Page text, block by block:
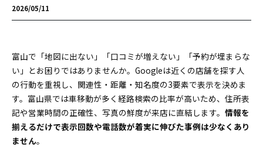
2026/05/11
富山で「地図に出ない」「口コミが増えない」「予約が埋まらな
い」とお困りではありませんか。Googleは近くの店舗を探す人
の行動を重視し、関連性・距離・知名度の3要素で表示を決めま
す。富山県では車移動が多く経路検索の比率が高いため、住所表
記や営業時間の正確性、写真の鮮度が来店に直結します。 情報を
揃えるだけで表示回数や電話数が着実に伸びた事例は少なくあり
ません。